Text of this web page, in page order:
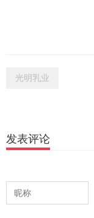
光明乳业
发表评论